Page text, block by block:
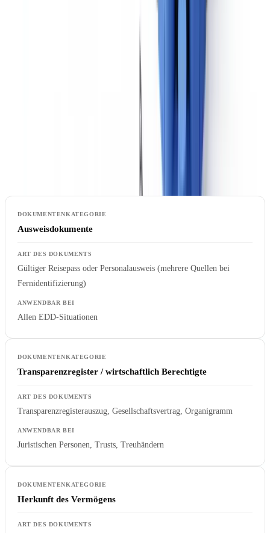
Erforderliche Dokumentation bei verstärkten
Auslöser. Die folgende Tabelle gibt einen nicht abschließenden
Ausweisdokumente
Gültiger Reisepass oder Personalausweis (mehrere Quellen bei
Fernidentifizierung)
Allen EDD-Situationen
Transparenzregister / wirtschaftlich Berechtigte
Transparenzregisterauszug, Gesellschaftsvertrag, Organigramm
Juristischen Personen, Trusts, Treuhändern
Herkunft des Vermögens